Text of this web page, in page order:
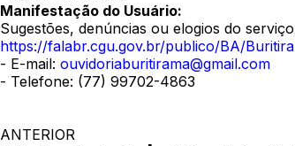
Manifestação do Usuário:
Sugestões, denúncias ou elogios do
https://falabr.cgu.gov.br/publico/BA/
- E-mail: ouvidoriaburitirama@gmail.com
- Telefone: (77) 99702-4863
ANTERIOR